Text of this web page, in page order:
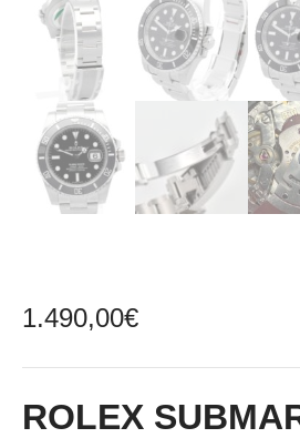
1.490,00€
ROLEX